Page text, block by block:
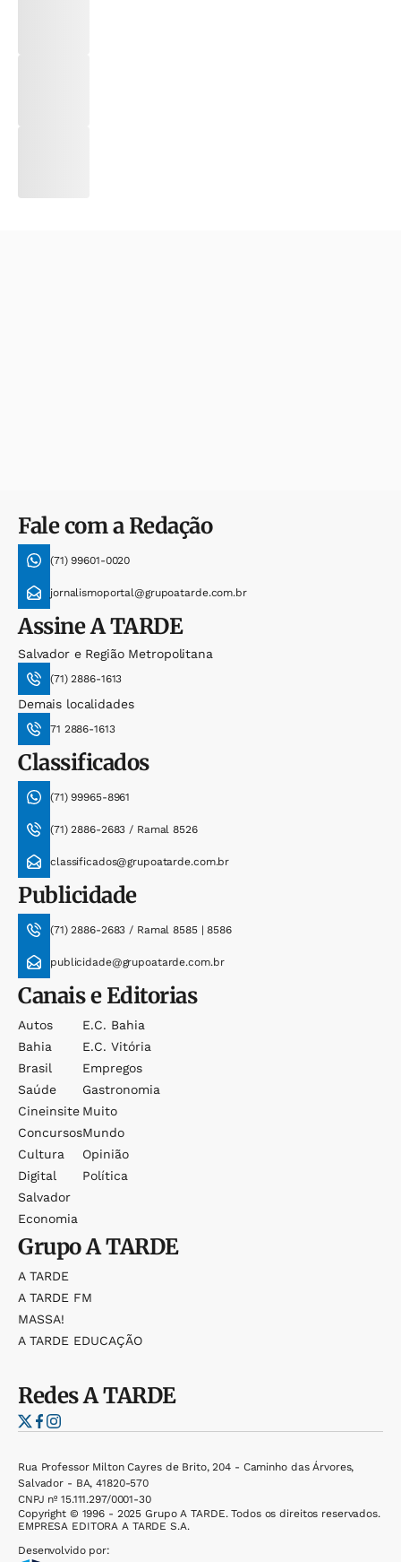
Fale com a Redação
(71) 99601-0020
jornalismoportal@grupoatarde.com.br
AssineA TARDE
Salvador e Região Metropolitana
(71) 2886-1613
Demais localidades
71 2886-1613
Classificados
(71) 99965-8961
(71) 2886-2683 / Ramal 8526
classificados@grupoatarde.com.br
Publicidade
(71) 2886-2683 / Ramal 8585 | 8586
publicidade@grupoatarde.com.br
Canais e Editorias
Autos
Bahia
Brasil
Saúde
Cineinsite
Concursos
Cultura
Digital
Salvador
Economia
E.c. Bahia
E.c. Vitória
Empregos
Gastronomia
Muito
Mundo
Opinião
Política
GrupoA TARDE
A TARDE
A TARDE FM
MASSA!
A TARDE EDUCAÇÃO
RedesA TARDE
Rua Professor Milton Cayres de Brito, 204 - Caminho das Árvores,
Salvador - BA, 41820-570
CNPJ nº 15.111.297/0001-30
Copyright © 1996 - 2025 Grupo A TARDE. Todos os direitos reservados.
EMPRESA EDITORA A TARDE S.A.
Desenvolvido por: